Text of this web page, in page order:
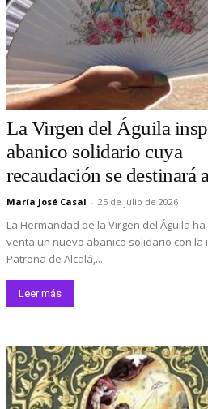
La Virgen del Águila
abanico solidario cuya
recaudación se destinará
María José Casal - 25 de julio de 2026
La Hermandad de la Virgen del Águila
venta un nuevo abanico solidario con la
Patrona de Alcalá,...
Leer más